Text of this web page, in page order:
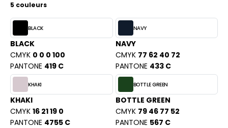
VETEMENTS
SHIRT
SHIRT
- BLANKS
COOL
HOODS
5 couleurs
BLACK
BLACK
CMYK 0 0 0 100
PANTONE 419 C
NAVY
NAVY
CMYK 77 62 40 72
PANTONE 433 C
KHAKI
KHAKI
CMYK 16 21 19 0
PANTONE 4755 C
BOTTLE GREEN
BOTTLE GREEN
CMYK 79 46 77 52
PANTONE 567 C